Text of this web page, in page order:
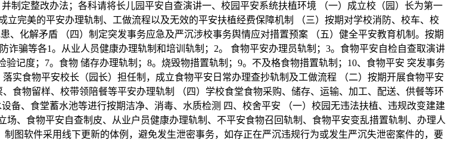
定整改办法；各科请将长儿园平安自查演讲一、校园平安系统扶植环境 （一）成立校（园）长为第一
完美的平安办理轨制、工做流程以及无效的平安扶植经费保障机制 （三）按期对学校消防、校车、校
化解矛盾 （四）制定突发事务应急及严沉涉校事务舆情应对措置预案 （五）健全平安教育机制。按期
骗等各1。从业人员健康办理轨制和培训轨制；2。 食物平安办理员轨制；3。食物平安自检自查取演讲
记度；7。食物 储存办理轨制；8。烧毁物措置轨制；9。不及格食物措置轨制；10、食物平安 突发事务
实食物平安校长（园长）担任制，成立食物平安日常办理查抄轨制及工做流程 （二）按期开展食物平安
食物留样、校带领陪餐等平安办理轨制 （四）学校食堂食物采购、储存、运输、加工、配送、供餐等环
备、食堂蓄水池等进行按期洁净、消毒、水质检测 四、校舍平安 （一）校园无违法扶植、违规改变建建
、食物平安自查制皮、从业户员健康办理轨制、不平安食物召回轨制、食物平安变乱措置轨制、办理人
图软件采用线下更新的体例，避免发生泄密事务，如存正在严沉违规行为或发生严沉失泄密案件的，要